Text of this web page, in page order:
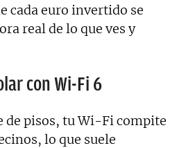
cada euro invertido se
real de lo que ves y
con Wi-Fi 6
de pisos, tu Wi-Fi compite
lo que suele